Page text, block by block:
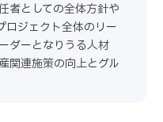
者としての全体方針や
ロジェクト全体のリー
ダーとなりうる人材
関連施策の向上とグル